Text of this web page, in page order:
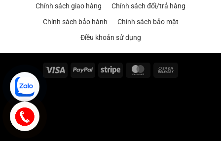
Chính sách giao hàng
Chính sách đổi/trả hàng
Chính sách bảo hành
Chính sách bảo mật
Điều khoản sử dụng
Visa PayPal Stripe MasterCard